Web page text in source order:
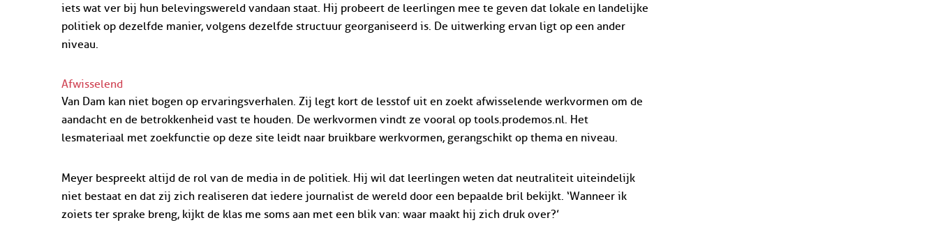
iets wat ver bij hun belevingswereld vandaan staat. Hij probeert de leerlingen mee te geven dat lokale en landelijke
politiek op dezelfde manier, volgens dezelfde structuur georganiseerd is. De uitwerking ervan ligt op een ander
niveau.
Afwisselend
Van Dam kan niet bogen op ervaringsverhalen. Zij legt kort de lesstof uit en zoekt afwisselende werkvormen om de
aandacht en de betrokkenheid vast te houden. De werkvormen vindt ze vooral op tools.prodemos.nl. Het
lesmateriaal met zoekfunctie op deze site leidt naar bruikbare werkvormen, gerangschikt op thema en niveau.
Meyer bespreekt altijd de rol van de media in de politiek. Hij wil dat leerlingen weten dat neutraliteit uiteindelijk
niet bestaat en dat zij zich realiseren dat iedere journalist de wereld door een bepaalde bril bekijkt. ‘Wanneer ik
zoiets ter sprake breng, kijkt de klas me soms aan met een blik van: waar maakt hij zich druk over?’